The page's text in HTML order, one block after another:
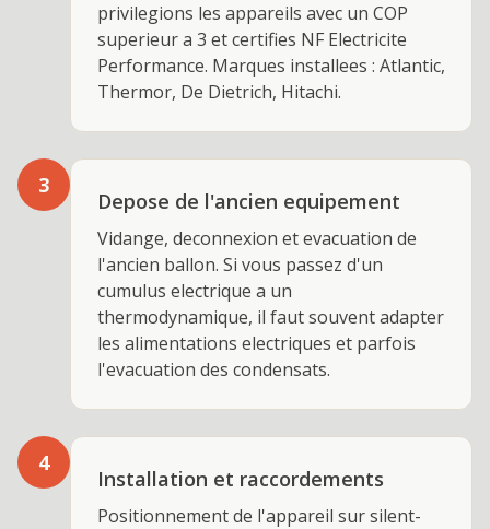
privilegions les appareils avec un COP
superieur a 3 et certifies NF Electricite
Performance. Marques installees : Atlantic,
Thermor, De Dietrich, Hitachi.
3
Depose de l'ancien equipement
Vidange, deconnexion et evacuation de
l'ancien ballon. Si vous passez d'un
cumulus electrique a un
thermodynamique, il faut souvent adapter
les alimentations electriques et parfois
l'evacuation des condensats.
4
Installation et raccordements
Positionnement de l'appareil sur silent-